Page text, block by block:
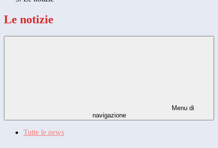
Le notizie
Menu di
navigazione
Tutte le news